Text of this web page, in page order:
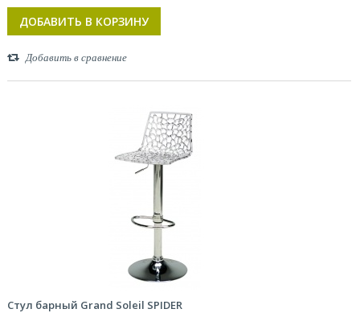
ДОБАВИТЬ В КОРЗИНУ
Добавить в сравнение
Стул барный Grand Soleil SPIDER